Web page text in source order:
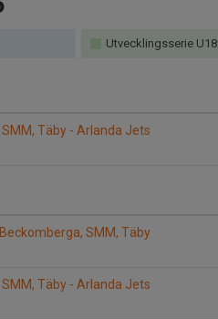
Utvecklingsserie U18
Täby - Arlanda Jets
SMM, Täby
Täby - Arlanda Jets